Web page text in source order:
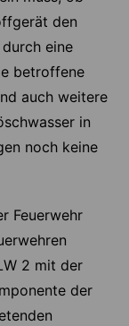
den
eine
betroffene
auch weitere
in
noch keine
Feuerwehr
2 mit der
der